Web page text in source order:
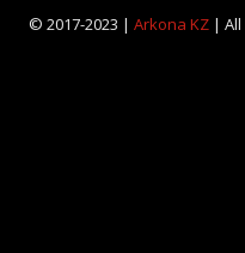
© 2017-2023 | Arkona KZ| All